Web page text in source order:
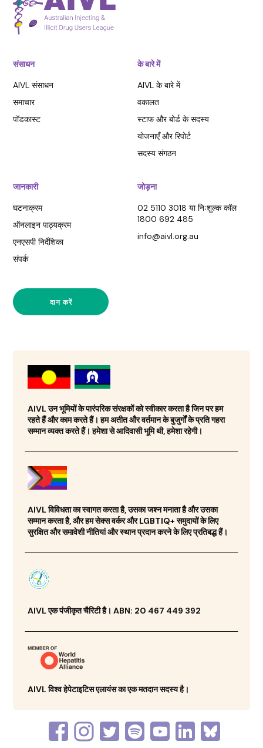
संसाधन
AIVL संसाधन
समाचार
पॉडकास्ट
के बारे में
AIVL के बारे में
वकालत
स्टाफ और बोर्ड के सदस्य
योजनाएँ और रिपोर्ट
सदस्य संगठन
जानकारी
घटनाक्रम
ऑनलाइन पाठ्यक्रम
एनएसपी निर्देशिका
संपर्क
जोड़ना
02 5110 3018 या निःशुल्क कॉल
1800 692 485
info@aivl.org.au
दान करें
AIVL उन भूमियों के पारंपरिक संरक्षकों को स्वीकार करता है जिन पर हम
रहते हैं और काम करते हैं। हम अतीत और वर्तमान के बुजुर्गों के प्रति गहरा
सम्मान व्यक्त करते हैं। हमेशा से आदिवासी भूमि थी, हमेशा रहेगी।
AIVL विविधता का स्वागत करता है, उसका जश्न मनाता है और उसका
सम्मान करता है, और हम सेक्स वर्कर और LGBTIQ+ समुदायों के लिए
सुरक्षित और समावेशी नीतियां और स्थान प्रदान करने के लिए प्रतिबद्ध हैं।
AIVL एक पंजीकृत चैरिटी है। ABN: 20 467 449 392
AIVL विश्व हेपेटाइटिस एलायंस का एक मतदान सदस्य है।